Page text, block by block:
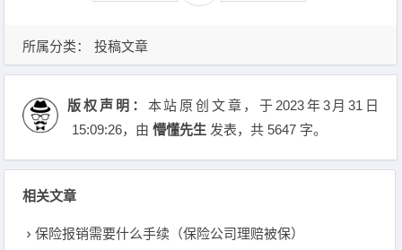
所属分类： 投稿文章
版权声明： 本站原创文章，于2023年3月31日
15:09:26，由懵懂先生 发表，共 5647 字。
相关文章
保险报销需要什么手续（保险公司理赔被保）